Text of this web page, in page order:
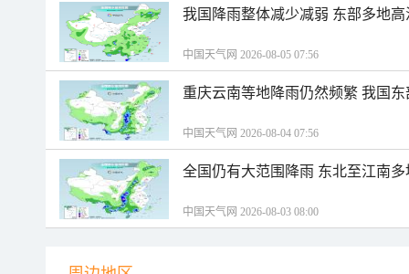
我国降雨整体减少减弱 东部多地
中国天气网 2026-08-05 07:56
重庆云南等地降雨仍然频繁 我国
中国天气网 2026-08-04 07:56
全国仍有大范围降雨 东北至江南
中国天气网 2026-08-03 08:00